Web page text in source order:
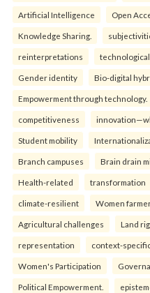
Artificial Intelligence Open
Knowledge Sharing.
reinterpreta⁠tions
Gender identity Bio-digital
Empowerment through technology.
competitiveness
Student mobility
Branch campuses Brain drain
Health-related transformation
climate-resilient Women
Agricultural challenges Land
representation context-
Women's Participation
Political Empowerment.